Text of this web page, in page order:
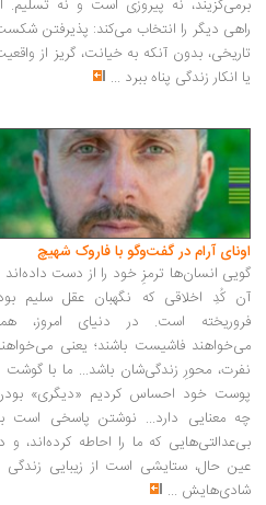
برمی‌گزیند، نه پیروزی است و نه تسلیم.
راهی دیگر را انتخاب می‌کند: پذیرفتن
تاریخی، بدون آنکه به خیانت، گریز از
یا انکار زندگی پناه ببرد ...
اونای آرام در گفت‌وگو با فاروک شهیچ‭
گویی انسان‌ها ترمزِ خود را از دست داده‌اند
آن کُدِ اخلاقی که نگهبان عقل سلیم
فروریخته است. در دنیای امروز،
می‌خواهند فاشیست باشند؛ یعنی
نفرت، محورِ زندگی‌شان باشد... ما با گوشت
پوست خود احساس کردیم «دیگری»
چه معنایی دارد... نوشتن پاسخی است
بی‌عدالتی‌هایی که ما را احاطه کرده‌اند، و
عین حال، ستایشی است از زیبایی زندگی
شادی‌هایش ...